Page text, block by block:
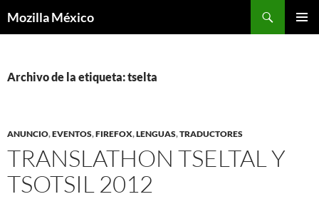
Mozilla México
Archivo de la etiqueta: tselta
ANUNCIO,EVENTOS,FIREFOX,LENGUAS,TRADUCTORES
TRANSLATHON TSELTAL Y
TSOTSIL 2012